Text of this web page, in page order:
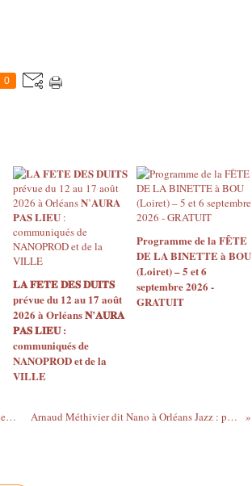
0
𝐋𝐀 𝐅𝐄𝐓𝐄 𝐃𝐄𝐒 𝐃𝐔𝐈𝐓𝐒
prévue du 12 au 17 août
2026 à Orléans 𝐍’𝐀𝐔𝐑𝐀
𝐏𝐀𝐒 𝐋𝐈𝐄𝐔 :
communiqués de
NANOPROD et de la
VILLE
Programme de la FÊTE
DE LA BINETTE à BOU
(Loiret) – 5 et 6
septembre 2026 -
GRATUIT
La Beauce du Théâtre reçoit l' Ours de Tchékov à Beaune la Rolande Arnaud Méthivier dit Nano à Orléans Jazz : photos et vidéo